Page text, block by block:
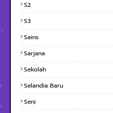
S2
S3
Sains
Sarjana
Sekolah
Selandia Baru
Seni